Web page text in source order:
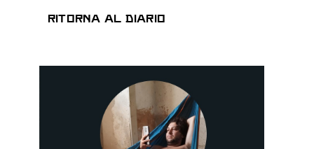
Ritorna al Diario